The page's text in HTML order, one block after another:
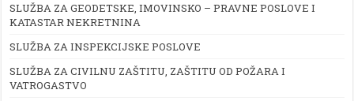
SLUŽBA ZA GEODETSKE, IMOVINSKO – PRAVNE POSLOVE I
KATASTAR NEKRETNINA
SLUŽBA ZA INSPEKCIJSKE POSLOVE
SLUŽBA ZA CIVILNU ZAŠTITU, ZAŠTITU OD POŽARA I
VATROGASTVO